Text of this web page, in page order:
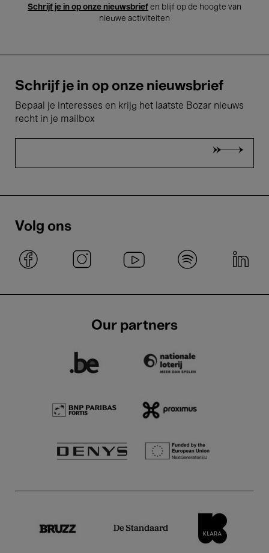
Schrijf je in op onze nieuwsbrief en blijf op de hoogte van
nieuwe activiteiten
Schrijf je in op onze nieuwsbrief
Bepaal je interesses en krijg het laatste Bozar nieuws
recht in je mailbox
Volg ons
Our partners